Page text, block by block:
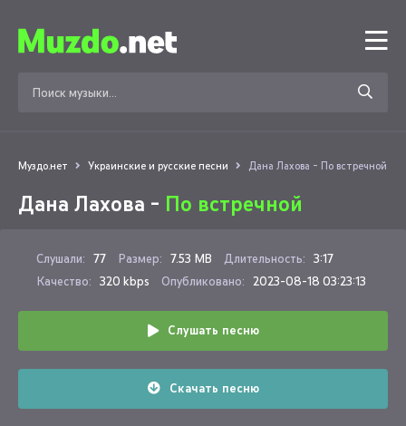
Муздо.нет Украинские и русские песни Дана Лахова - По встречной
Дана Лахова - По встречной
Слушали: 77 Размер: 7.53 MB Длительность: 3:17
Качество: 320 kbps Опубликовано: 2023-08-18 03:23:13
Слушать песню
Скачать песню